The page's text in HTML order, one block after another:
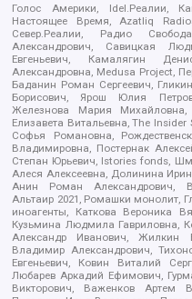
Голос Америки, Idel.Реалии,
Настоящее Время, Azatliq
Север.Реалии, Радио
Александрович, Савицкая
Евгеньевич, Камалягин
Александровна, Medusa Project,
Баданин Роман Сергеевич,
Борисович, Ярош Юлия
Железнова Мария
Елизавета Витальевна, The
Софья Романовна,
Владимировна, Постернак
Степан Юрьевич, Istories fonds,
Алеся Алексеевна, Долинина
Анин Роман Александрович,
Альтаир 2021, Ромашки монолит,
иноагенты, Каткова Вероника
Кузьмина Людмила Гавриловна,
Александр Иванович, Жилкин
Владимир Александрович,
Евгеньевич, Ковин Виталий
Любарев Аркадий Ефимович,
Викторович, Важенков Артем